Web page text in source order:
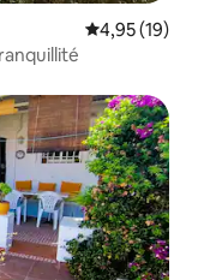
Évaluation
4,95 (19)